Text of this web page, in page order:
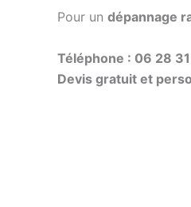
Pour un dépannage
Téléphone : 06 28
Devis gratuit et